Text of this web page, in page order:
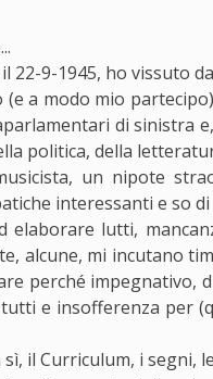
22-9-1945, ho vissuto
a modo mio
di sinistra
politica, della
un nipote
interessanti e so
elaborare lutti,
alcune, mi incutano
perché impegnativo,
e insofferenza per
sì, il Curriculum, i segni,